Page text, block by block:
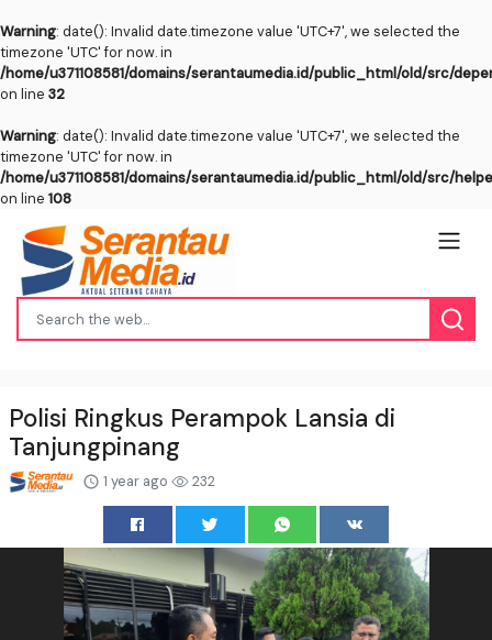
Warning: date(): Invalid date.timezone value 'UTC+7', we selected the
timezone 'UTC' for now. in
/home/u371108581/domains/serantaumedia.id/public_html/old/src/
on line 32
Warning: date(): Invalid date.timezone value 'UTC+7', we selected the
timezone 'UTC' for now. in
/home/u371108581/domains/serantaumedia.id/public_html/old/src/
on line 108
Polisi Ringkus Perampok Lansia di
Tanjungpinang
1 year ago 232